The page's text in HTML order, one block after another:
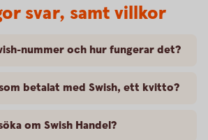
svar, samt villkor
nummer och hur fungerar det?
betalat med Swish, ett kvitto?
om Swish Handel?